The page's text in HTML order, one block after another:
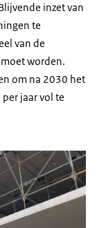
inzet van
te
van de
worden.
om na 2030 het
jaar vol te